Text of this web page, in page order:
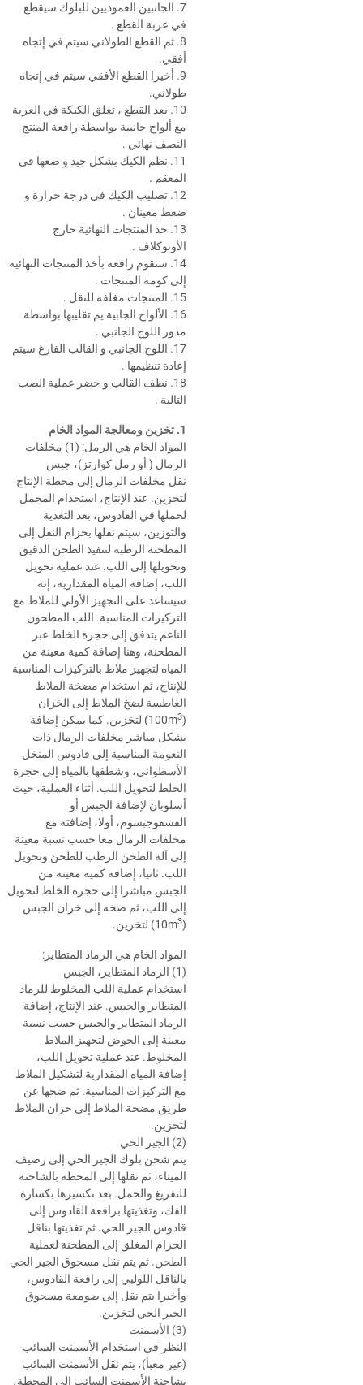
7. الجانبين العموديين للبلوك سيقطع
في عربة القطع .
8. ثم القطع الطولاني سيتم في إتجاه
أفقي.
9. أخيرا القطع الأفقي سيتم في إتجاه
طولاني.
10. بعد القطع ، تعلق الكيكة في العربة
مع ألواح جانبية بواسطة رافعة المنتج
النصف نهائي .
11. نظم الكيك بشكل جيد و ضعها في
المعقم .
12. تصليب الكيك في درجة حرارة و
ضغط معينان .
13. خذ المنتجات النهائية خارج
الأوتوكلاف .
14. ستقوم رافعة بأخذ المنتجات النهائية
إلى كومة المنتجات .
15. المنتجات مغلفة للنقل .
16. الألواح الجابية يم تقليبها بواسطة
مدور اللوح الجانبي .
17. اللوح الجانبي و القالب الفارغ سيتم
إعادة تنظيمها .
18. نظف القالب و حضر عملية الصب
التالية .
1. تخزين ومعالجة المواد الخام
المواد الخام هي الرمل: (1) مخلفات
الرمال ( أو رمل كوارتز)، جبس
نقل مخلفات الرمال إلى محطة الإنتاج
لتخزين. عند الإنتاج، استخدام المحمل
لحملها في القادوس، بعد التغذية
والتوزين، سيتم نقلها بحزام النقل إلى
المطحنة الرطبة لتنفيذ الطحن الدقيق
وتحويلها إلى اللب. عند عملية تحويل
اللب، إضافة المياه المقدارية، إنه
سيساعد على التجهيز الأولي للملاط مع
التركيزات المناسبة. اللب المطحون
الناعم يتدفق إلى حجرة الخلط عبر
المطحنة، وهنا إضافة كمية معينة من
المياه لتجهيز ملاط بالتركيزات المناسبة
للإنتاج، ثم استخدام مضخة الملاط
الغاطسة لضخ الملاط إلى الخزان
(100m3)
لتخزين. كما يمكن إضافة
بشكل مباشر مخلفات الرمال ذات
النعومة المناسبة إلى قادوس المنخل
الأسطواني، وشطفها بالمياه إلى حجرة
الخلط لتحويل اللب. أثناء العملية، حيث
أسلوبان لإضافة الجبس أو
الفسفوجبسوم، أولا، إضافته مع
مخلفات الرمال معا حسب نسبة معينة
إلى آلة الطحن الرطب للطحن وتحويل
اللب. ثانيا، إضافة كمية معينة من
الجبس مباشرا إلى حجرة الخلط لتحويل
إلى اللب، ثم ضخه إلى خزان الجبس
(10m3) لتخزين.
المواد الخام هي الرماد المتطاير:
(1) الرماد المتطاير، الجبس
استخدام عملية اللب المخلوط للرماد
المتطاير والجبس. عند الإنتاج، إضافة
الرماد المتطاير والجبس حسب نسبة
معينة إلى الحوض لتجهيز الملاط
المخلوط. عند عملية تحويل اللب،
إضافة المياه المقدارية لتشكيل الملاط
مع التركيزات المناسبة. ثم ضخها عن
طريق مضخة الملاط إلى خزان الملاط
لتخزين.
(2) الجير الحي
يتم شحن بلوك الجير الحي إلى رصيف
الميناء، ثم نقلها إلى المحطة بالشاحنة
للتفريغ والحمل. بعد تكسيرها بكسارة
الفك، وتغذيتها برافعة القادوس إلى
قادوس الجير الحي. ثم تغذيتها بناقل
الحزام المغلق إلى المطحنة لعملية
الطحن. ثم يتم نقل مسحوق الجير الحي
بالناقل اللولبي إلى رافعة القادوس،
وأخيرا يتم نقل إلى صومعة مسحوق
الجير الحي لتخزين.
(3) الأسمنت
النظر في استخدام الأسمنت السائب
(غير معبأ)، يتم نقل الأسمنت السائب
بشاحنة الأسمنت السائب إلى المحطة،